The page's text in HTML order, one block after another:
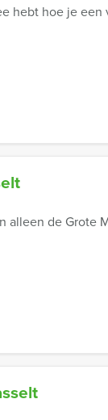
hebt hoe je
alleen de Grote